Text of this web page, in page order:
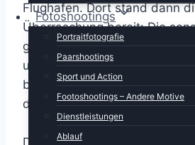
Fotoshootings
Portraitfotografie
Paarshootings
Sport und Action
Footoshootings – Andere Motive
Dienstleistungen
Ablauf
Flughafen. Dort stand dann
Überraschung bereit: Die
großzügig bekannten
unsere Tasche, stellten fest:
bitte umpacken. Also, liebe
der Wage sind nicht gleich 50